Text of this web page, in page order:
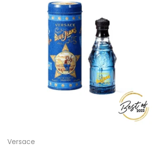
Versace